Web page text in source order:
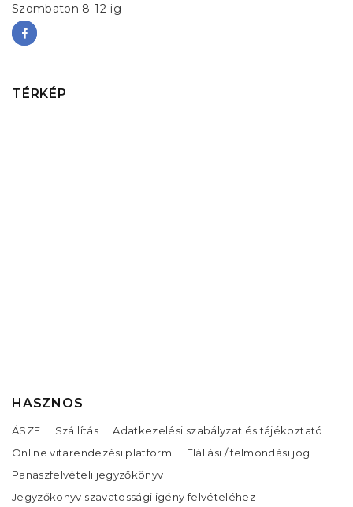
Szombaton 8-12-ig
TÉRKÉP
HASZNOS
ÁSZF Szállítás
Adatkezelési szabályzat és tájékoztató
Online vitarendezési platform
Elállási / felmondási jog
Panaszfelvételi jegyzőkönyv
Jegyzőkönyv szavatossági igény felvételéhez